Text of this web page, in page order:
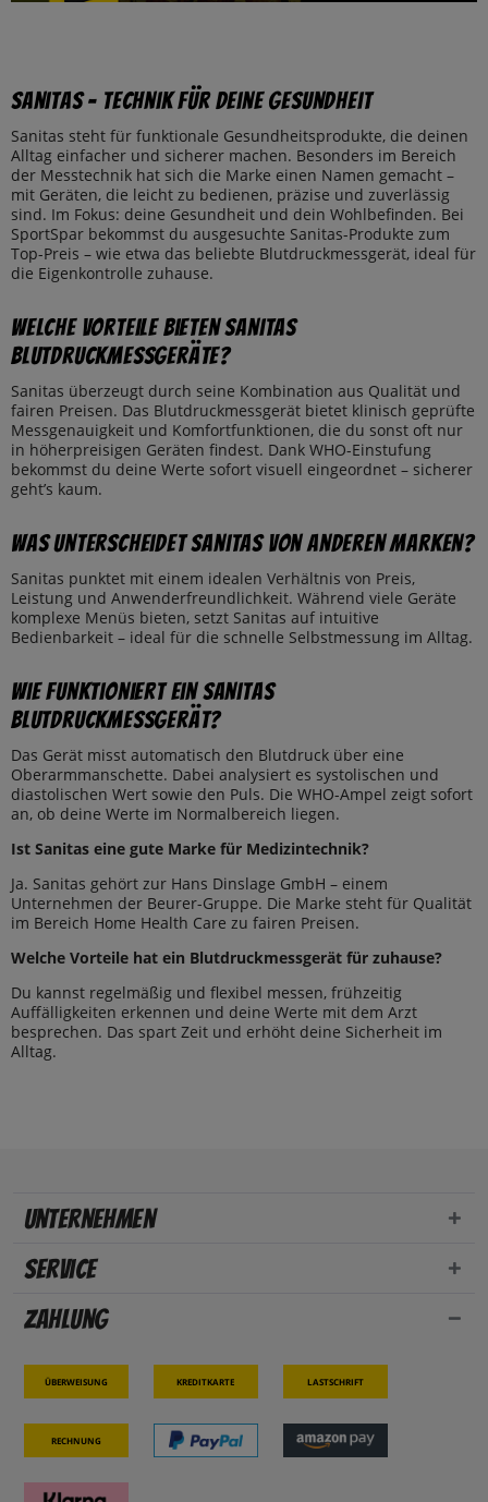
Sanitas – Technik für deine Gesundheit
Sanitas steht für funktionale Gesundheitsprodukte, die deinen
Alltag einfacher und sicherer machen. Besonders im Bereich
der Messtechnik hat sich die Marke einen Namen gemacht –
mit Geräten, die leicht zu bedienen, präzise und zuverlässig
sind. Im Fokus: deine Gesundheit und dein Wohlbefinden. Bei
SportSpar bekommst du ausgesuchte Sanitas-Produkte zum
Top-Preis – wie etwa das beliebte Blutdruckmessgerät, ideal für
die Eigenkontrolle zuhause.
Welche Vorteile bieten Sanitas
Blutdruckmessgeräte?
Sanitas überzeugt durch seine Kombination aus Qualität und
fairen Preisen. Das Blutdruckmessgerät bietet klinisch geprüfte
Messgenauigkeit und Komfortfunktionen, die du sonst oft nur
in höherpreisigen Geräten findest. Dank WHO-Einstufung
bekommst du deine Werte sofort visuell eingeordnet – sicherer
geht’s kaum.
Was unterscheidet Sanitas von anderen Marken?
Sanitas punktet mit einem idealen Verhältnis von Preis,
Leistung und Anwenderfreundlichkeit. Während viele Geräte
komplexe Menüs bieten, setzt Sanitas auf intuitive
Bedienbarkeit – ideal für die schnelle Selbstmessung im Alltag.
Wie funktioniert ein Sanitas
Blutdruckmessgerät?
Das Gerät misst automatisch den Blutdruck über eine
Oberarmmanschette. Dabei analysiert es systolischen und
diastolischen Wert sowie den Puls. Die WHO-Ampel zeigt sofort
an, ob deine Werte im Normalbereich liegen.
Ist Sanitas eine gute Marke für Medizintechnik?
Ja. Sanitas gehört zur Hans Dinslage GmbH – einem
Unternehmen der Beurer-Gruppe. Die Marke steht für Qualität
im Bereich Home Health Care zu fairen Preisen.
Welche Vorteile hat ein Blutdruckmessgerät für zuhause?
Du kannst regelmäßig und flexibel messen, frühzeitig
Auffälligkeiten erkennen und deine Werte mit dem Arzt
besprechen. Das spart Zeit und erhöht deine Sicherheit im
Alltag.
Unternehmen
Service
Zahlung
Überweisung Kreditkarte Lastschrift
Rechnung